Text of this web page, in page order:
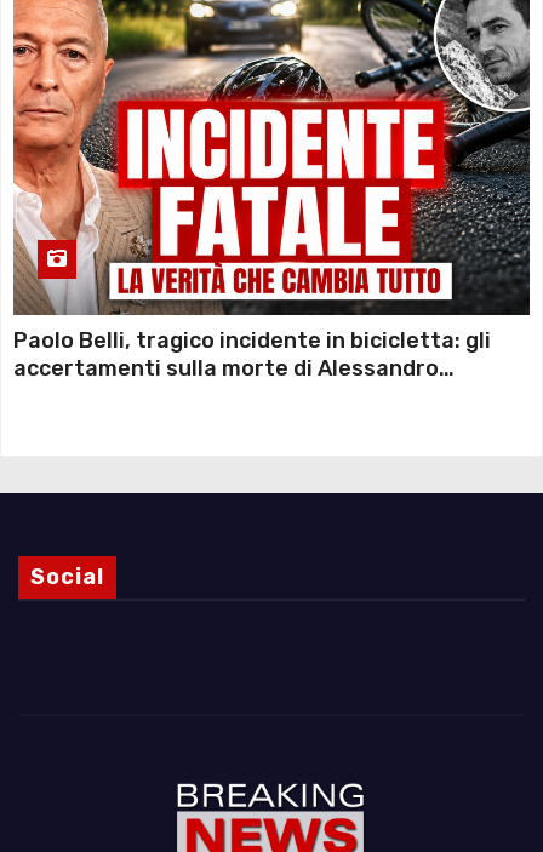
Paolo Belli, tragico incidente in bicicletta: gli
accertamenti sulla morte di Alessandro
Social